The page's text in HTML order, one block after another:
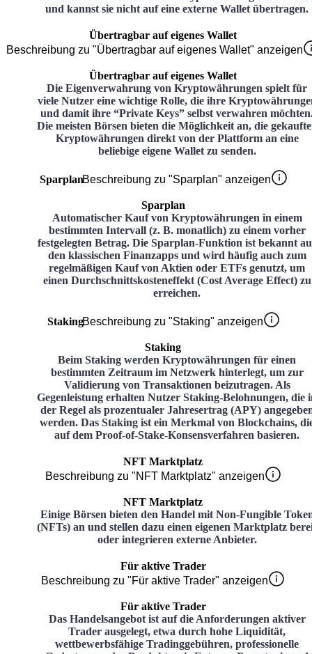
und kannst sie nicht auf eine externe Wallet übertragen.
Übertragbar auf eigenes Wallet
Beschreibung zu "Übertragbar auf eigenes Wallet" anzeigen
Übertragbar auf eigenes Wallet
Die Eigenverwahrung von Kryptowährungen spielt für
viele Nutzer eine wichtige Rolle, die ihre
und damit ihre “Private Keys” selbst verwahren
Die meisten Börsen bieten die Möglichkeit an, die
Kryptowährungen direkt von der Plattform an eine
beliebige eigene Wallet zu senden.
SparplanBeschreibung zu "Sparplan" anzeigen
Sparplan
Automatischer Kauf von Kryptowährungen in einem
bestimmten Intervall (z. B. monatlich) zu einem vorher
festgelegten Betrag. Die Sparplan-Funktion ist bekannt
den klassischen Finanzapps und wird häufig auch zum
regelmäßigen Kauf von Aktien oder ETFs genutzt, um
einen Durchschnittskosteneffekt (Cost Average Effect) zu
erreichen.
StakingBeschreibung zu "Staking" anzeigen
Staking
Beim Staking werden Kryptowährungen für einen
bestimmten Zeitraum im Netzwerk hinterlegt, um zur
Validierung von Transaktionen beizutragen. Als
Gegenleistung erhalten Nutzer Staking-Belohnungen, die
der Regel als prozentualer Jahresertrag (APY)
werden. Das Staking ist ein Merkmal von Blockchains,
auf dem Proof-of-Stake-Konsensverfahren basieren.
NFT Marktplatz
Beschreibung zu "NFT Marktplatz" anzeigen
NFT Marktplatz
Einige Börsen bieten den Handel mit Non-Fungible
(NFTs) an und stellen dazu einen eigenen Marktplatz
oder integrieren externe Anbieter.
Für aktive Trader
Beschreibung zu "Für aktive Trader" anzeigen
Für aktive Trader
Das Handelsangebot ist auf die Anforderungen aktiver
Trader ausgelegt, etwa durch hohe Liquidität,
wettbewerbsfähige Tradinggebühren, professionelle